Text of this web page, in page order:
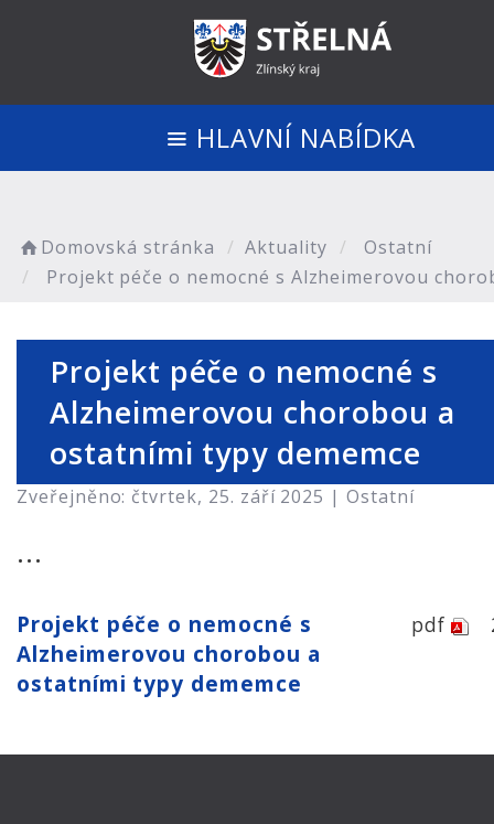
HLAVNÍ NABÍDKA
Domovská stránka Aktuality
Ostatní
Projekt péče o nemocné s Alzheimerovou
Projekt péče o nemocné s
Alzheimerovou chorobou a
ostatními typy dememce
Zveřejněno: čtvrtek, 25. září 2025 |Ostatní
...
Projekt péče o nemocné s
Alzheimerovou chorobou a
ostatními typy dememce
pdf